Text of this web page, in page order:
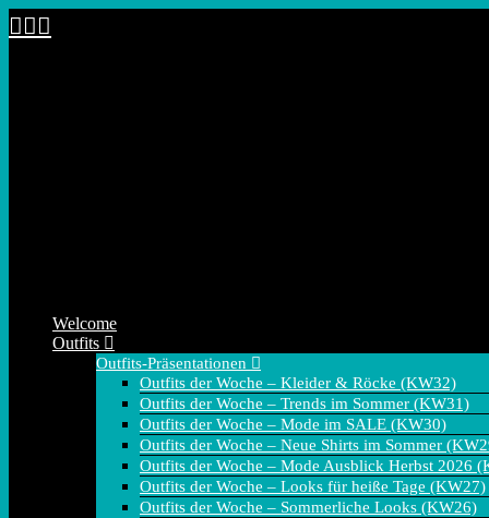
Zum
Inhalt
Welcome
Outfits
Outfits-Präsentationen
Outfits der Woche – Kleider & Röcke (KW32)
Outfits der Woche – Trends im Sommer (KW31)
Outfits der Woche – Mode im SALE (KW30)
Outfits der Woche – Neue Shirts im Sommer
Outfits der Woche – Mode Ausblick Herbst 2026
Outfits der Woche – Looks für heiße Tage (KW27)
Outfits der Woche – Sommerliche Looks (KW26)